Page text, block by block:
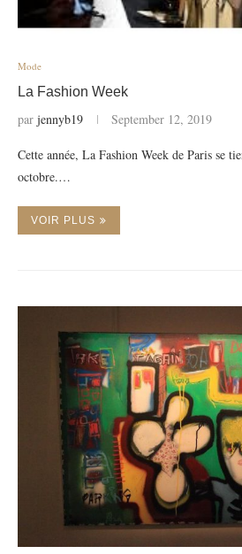
Mode
La Fashion Week
par jennyb19 September 12, 2019
Cette année, La Fashion Week de Paris se
octobre.…
VOIR PLUS